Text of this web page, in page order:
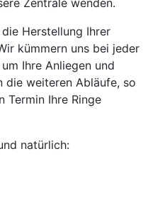
Zentrale wenden.
Herstellung Ihrer
kümmern uns bei jeder
Ihre Anliegen und
die weiteren Abläufe, so
Termin Ihre Ringe
natürlich: